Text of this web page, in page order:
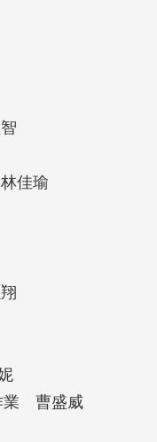
佳瑜
業 曹盛威